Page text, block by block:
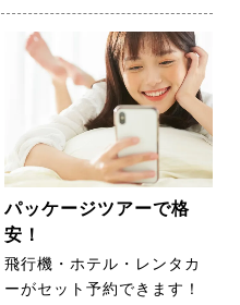
パッケージツアーで格
安！
飛行機・ホテル・レンタカ
ーがセット予約できます！